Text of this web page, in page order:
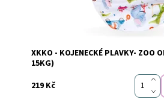
Značka:
XKKO - KOJENECKÉ PLAVKY- ZOO
15KG)
219 Kč